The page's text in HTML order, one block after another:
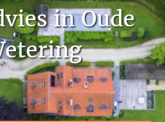
in Oude